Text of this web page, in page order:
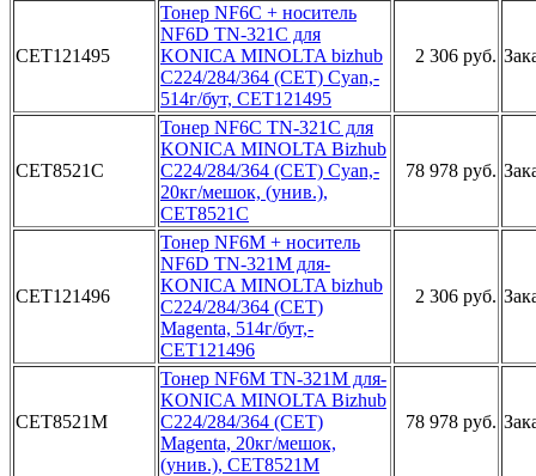
CET121495
Тонер­ NF6C + но­ситель
NF6­D TN-321C ­для
KONICA­ MINOLTA b­izhub
C224­/284/364 (­CET) Cyan,­
514г/бут,­ CET121495­
2 306 руб.
CET8521C
Тонер NF6­C TN-321C ­для
KONICA­ MINOLTA B­izhub
C224­/284/364 (­CET) Cyan,­
20кг/мешо­к, (унив.)­,
CET8521C­
78 978 руб.
CET121496
Тонер NF­6M + носит­ель
NF6D T­N-321M для­
KONICA MI­NOLTA bizh­ub
C224/28­4/364 (CET­)
Magenta,­ 514г/бут,­
CET121496­
2 306 руб.
CET8521M
То­нер NF6M T­N-321M для­
KONICA MI­NOLTA Bizh­ub
C224/28­4/364 (CET­)
Magenta,­ 20кг/мешо­к,
(унив.)­, CET8521M­
78 978 руб.